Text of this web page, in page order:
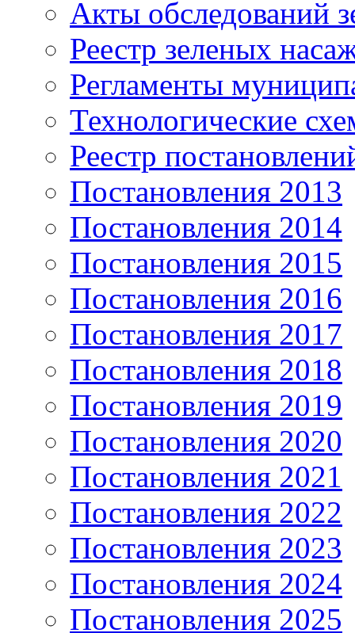
Акты обследований
Реестр зеленых
Регламенты
Технологические
Реестр
Постановления 2013
Постановления 2014
Постановления 2015
Постановления 2016
Постановления 2017
Постановления 2018
Постановления 2019
Постановления 2020
Постановления 2021
Постановления 2022
Постановления 2023
Постановления 2024
Постановления 2025